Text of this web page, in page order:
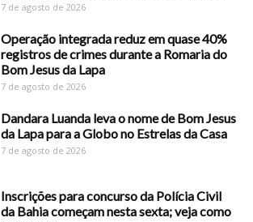
7 de agosto de 2026
Operação integrada reduz em quase 40%
registros de crimes durante a Romaria do
Bom Jesus da Lapa
7 de agosto de 2026
Dandara Luanda leva o nome de Bom Jesus
da Lapa para a Globo no Estrelas da Casa
7 de agosto de 2026
Inscrições para concurso da Polícia Civil
da Bahia começam nesta sexta; veja como